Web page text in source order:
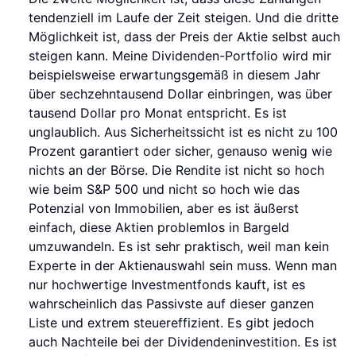
tendenziell im Laufe der Zeit steigen. Und die dritte
Möglichkeit ist, dass der Preis der Aktie selbst auch
steigen kann. Meine Dividenden-Portfolio wird mir
beispielsweise erwartungsgemäß in diesem Jahr
über sechzehntausend Dollar einbringen, was über
tausend Dollar pro Monat entspricht. Es ist
unglaublich. Aus Sicherheitssicht ist es nicht zu 100
Prozent garantiert oder sicher, genauso wenig wie
nichts an der Börse. Die Rendite ist nicht so hoch
wie beim S&P 500 und nicht so hoch wie das
Potenzial von Immobilien, aber es ist äußerst
einfach, diese Aktien problemlos in Bargeld
umzuwandeln. Es ist sehr praktisch, weil man kein
Experte in der Aktienauswahl sein muss. Wenn man
nur hochwertige Investmentfonds kauft, ist es
wahrscheinlich das Passivste auf dieser ganzen
Liste und extrem steuereffizient. Es gibt jedoch
auch Nachteile bei der Dividendeninvestition. Es ist